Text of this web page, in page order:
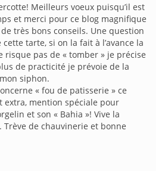
Meilleurs voeux puisqu’il est
et merci pour ce blog magnifique
de très bons conseils. Une question
tarte, si on la fait à l’avance la
risque pas de « tomber » je précise
de practicité je prévoie de la
siphon.
« fou de patisserie » ce
extra, mention spéciale pour
et son « Bahia »! Vive la
Trève de chauvinerie et bonne